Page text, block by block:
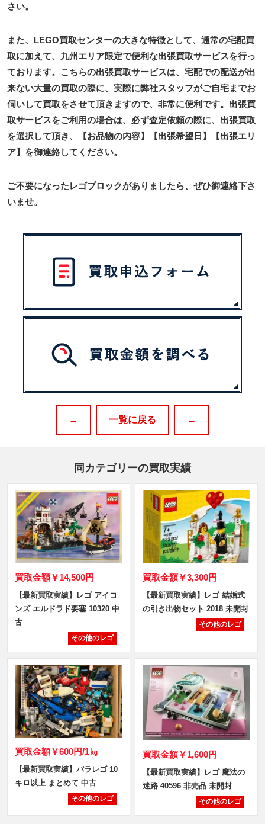
さい。
また、LEGO買取センターの大きな特徴として、通常の宅配買
取に加えて、九州エリア限定で便利な出張買取サービスを行っ
ております。こちらの出張買取サービスは、宅配での配送が出
来ない大量の買取の際に、実際に弊社スタッフがご自宅までお
伺いして買取をさせて頂きますので、非常に便利です。出張買
取サービスをご利用の場合は、必ず査定依頼の際に、出張買取
を選択して頂き、【お品物の内容】【出張希望日】【出張エリ
ア】を御連絡してください。
ご不要になったレゴブロックがありましたら、ぜひ御連絡下さ
いませ。
← 一覧に戻る →
同カテゴリーの買取実績
買取金額￥14,500円
【最新買取実績】レゴ アイコ
ンズ エルドラド要塞 10320 中
古
その他のレゴ
買取金額￥3,300円
【最新買取実績】レゴ 結婚式
の引き出物セット 2018 未開封
その他のレゴ
買取金額￥600円/1㎏
【最新買取実績】バラレゴ 10
キロ以上 まとめて 中古
その他のレゴ
買取金額￥1,600円
【最新買取実績】レゴ 魔法の
迷路 40596 非売品 未開封
その他のレゴ